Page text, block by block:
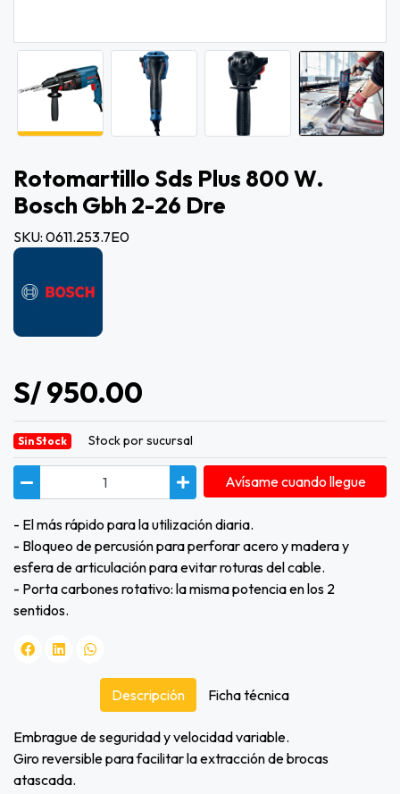
Rotomartillo Sds Plus 800 W.
Bosch Gbh 2-26 Dre
SKU: 0611.253.7E0
S/ 950.00
Sin Stock Stock por sucursal
Avísame cuando llegue
- El más rápido para la utilización diaria.
- Bloqueo de percusión para perforar acero y madera y
esfera de articulación para evitar roturas del cable.
- Porta carbones rotativo: la misma potencia en los 2
sentidos.
Embrague de seguridad y velocidad variable.
Giro reversible para facilitar la extracción de brocas
atascada.
Descripción Ficha técnica